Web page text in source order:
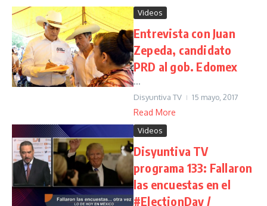
Videos
Entrevista con Juan
Zepeda, candidato
PRD al gob. Edomex
...
Disyuntiva TV 15 mayo, 2017
Read More
Videos
Disyuntiva TV
programa 133: Fallaron
las encuestas en el
#ElectionDay /